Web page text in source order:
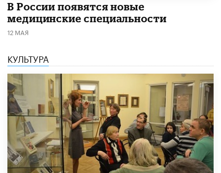
В России появятся новые
медицинские специальности
12 МАЯ
КУЛЬТУРА